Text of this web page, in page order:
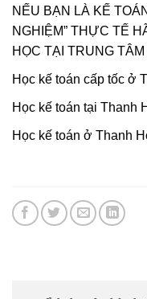
NẾU BẠN LÀ KẾ
NGHIỆM” THỰC TẾ
HỌC TẠI TRUNG
Học kế toán cấp tốc ở
Học kế toán tại Thanh
Học kế toán ở Thanh